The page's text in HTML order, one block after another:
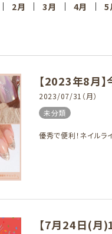
2月 3月 4月 5
【2023年8月】
2023/07/31（月）
未分類
優秀で便利！ネイルラ
【7月24日(月